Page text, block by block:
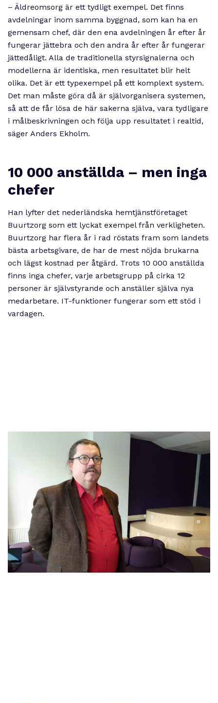
– Äldreomsorg är ett tydligt exempel. Det finns
avdelningar inom samma byggnad, som kan ha en
gemensam chef, där den ena avdelningen år efter år
fungerar jättebra och den andra år efter år fungerar
jättedåligt. Alla de traditionella styrsignalerna och
modellerna är identiska, men resultatet blir helt
olika. Det är ett typexempel på ett komplext system.
Det man måste göra då är självorganisera systemen,
så att de får lösa de här sakerna själva, vara tydligare
i målbeskrivningen och följa upp resultatet i realtid,
säger Anders Ekholm.
10 000 anställda – men inga
chefer
Han lyfter det nederländska hemtjänstföretaget
Buurtzorg som ett lyckat exempel från verkligheten.
Buurtzorg har flera år i rad röstats fram som landets
bästa arbetsgivare, de har de mest nöjda brukarna
och lägst kostnad per åtgärd. Trots 10 000 anställda
finns inga chefer, varje arbetsgrupp på cirka 12
personer är självstyrande och anställer själva nya
medarbetare. IT-funktioner fungerar som ett stöd i
vardagen.